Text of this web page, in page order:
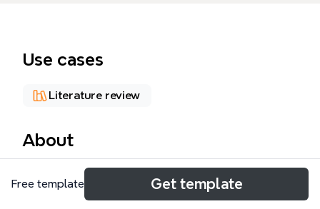
Use cases
Literature review
About
Cette mind map « RECHERCHES PERTINENTES »
répertorie 90 nœuds couvrant neuf axes de
Free template Get template